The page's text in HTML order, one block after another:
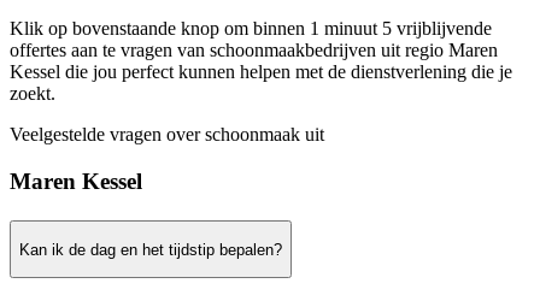
Klik op bovenstaande knop om binnen 1 minuut 5 vrijblijvende
offertes aan te vragen van schoonmaakbedrijven uit regio Maren
Kessel die jou perfect kunnen helpen met de dienstverlening die je
zoekt.
Veelgestelde vragen over schoonmaak uit
Maren Kessel
Kan ik de dag en het tijdstip bepalen?